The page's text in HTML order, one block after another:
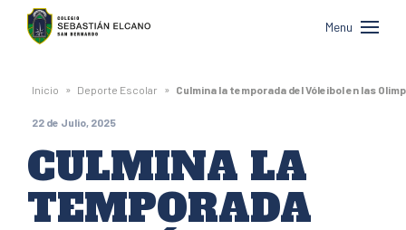
Colegio
Sebastián
Elcano
de
San
Bernardo
Menu
Inicio » Deporte Escolar » Culmina la temporada del Vóleibol en las
22 de Julio, 2025
CULMINA LA
TEMPORADA